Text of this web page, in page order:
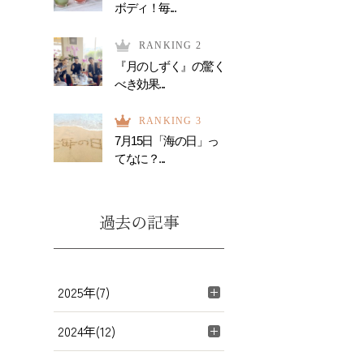
ボディ！毎...
RANKING 2
『月のしずく』の驚く
べき効果...
RANKING 3
7月15日「海の日」っ
てなに？...
過去の記事
2025年(7)
2024年(12)